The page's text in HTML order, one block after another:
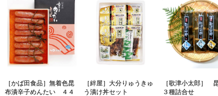
［かば田食品］無着色昆
布漬辛子めんたい ４４
［絆屋］大分りゅうきゅ
う漬け丼セット
［歌津小太郎］
３種詰合せ